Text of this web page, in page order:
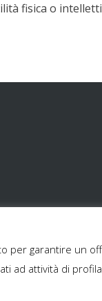
fisica o
per garantire un
ad attività di